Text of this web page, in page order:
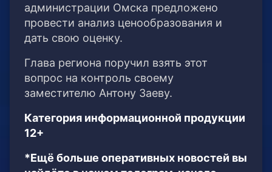
администрации Омска предложено
провести анализ ценообразования и
дать свою оценку.
Глава региона поручил взять этот
вопрос на контроль своему
заместителю Антону Заеву.
Категория информационной продукции
12+
*Ещё больше оперативных новостей вы